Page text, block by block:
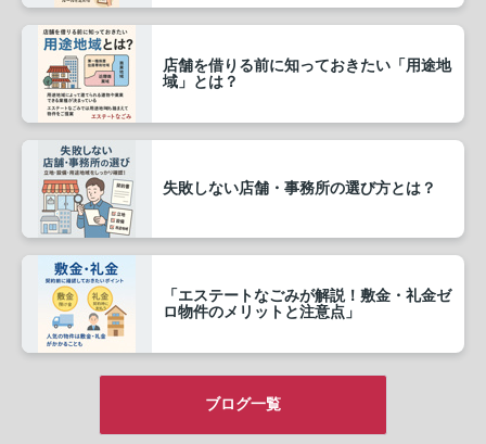
件」。初期費用を抑えられる一方
で、知っておきたい注意点もありま
えられる引越しや家具購入に費用を
回せる学生や新社会人の方に特にお
2025.09.28
「エステートなごみが解説！保証会
社利用が必要な理由」
保証会社が家賃を立て替えて支払う
仕組みのため、大家さんは「未払い
店舗を借りる前に知っておきたい「用途地
域」とは？
失敗しない店舗・事務所の選び方とは？
「エステートなごみが解説！敷金・礼金ゼ
ロ物件のメリットと注意点」
ブログ一覧